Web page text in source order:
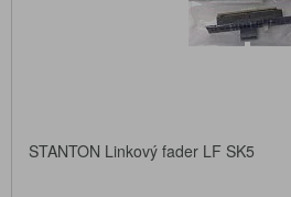
STANTON Linkový fader LF SK5